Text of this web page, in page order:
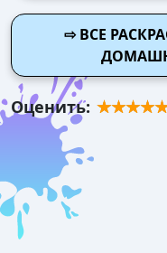
⇨ ВСЕ
Оценить: